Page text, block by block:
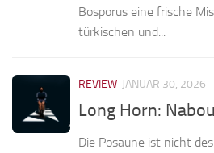
Bosporus eine frische
türkischen und...
REVIEW JANUAR 30, 2026
Long Horn:
Die Posaune ist nicht